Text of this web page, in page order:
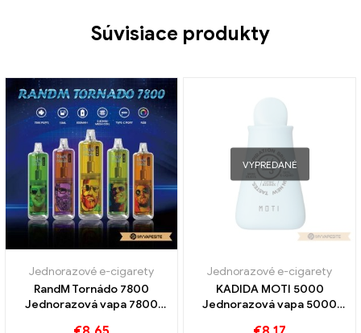
Súvisiace produkty
Jednorazové e-cigarety
RandM Tornádo 7800
Jednorazová vapa 7800
VYPREDANÉ
Jednorazové e-cigarety
KADIDA MOTI 5000
Jednorazová vapa 5000